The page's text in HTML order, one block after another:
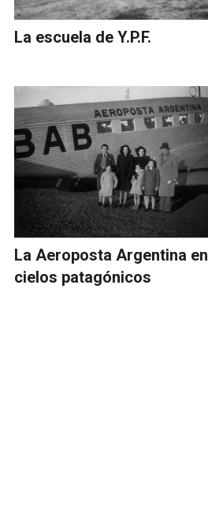
La escuela de Y.P.F.
La Aeroposta Argentina en
cielos patagónicos